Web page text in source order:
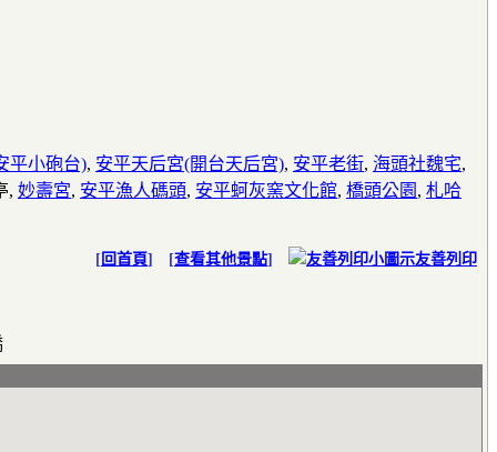
平小砲台), 安平天后宮(開台天后宮), 安平老街, 海頭社魏宅,
, 妙壽宮, 安平漁人碼頭, 安平蚵灰窯文化館, 橋頭公園 , 札哈
[ 回首頁] [查看其他景點]
友善列印